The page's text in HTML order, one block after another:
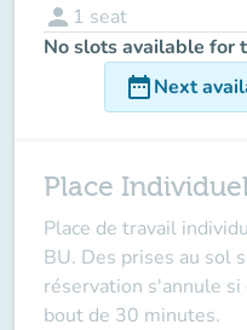
person 1 seat
No slots available for
date_rangeNext
Place
Place de travail
BU. Des prises au sol
réservation s'annule
bout de 30 minutes.